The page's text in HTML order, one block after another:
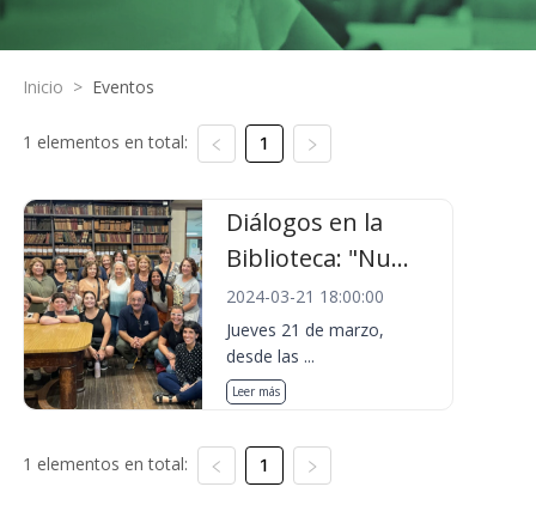
Inicio > Eventos
1 elementos en total: 1
Diálogos en la
Biblioteca: "Nu...
2024-03-21 18:00:00
Jueves 21 de marzo,
desde las ...
Leer más
1 elementos en total: 1